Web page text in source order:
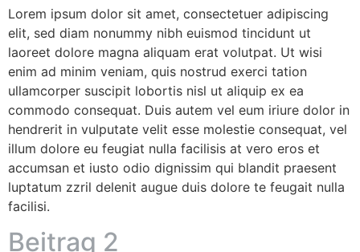
Lorem ipsum dolor sit amet, consectetuer adipiscing
elit, sed diam nonummy nibh euismod tincidunt ut
laoreet dolore magna aliquam erat volutpat. Ut wisi
enim ad minim veniam, quis nostrud exerci tation
ullamcorper suscipit lobortis nisl ut aliquip ex ea
commodo consequat. Duis autem vel eum iriure dolor in
hendrerit in vulputate velit esse molestie consequat, vel
illum dolore eu feugiat nulla facilisis at vero eros et
accumsan et iusto odio dignissim qui blandit praesent
luptatum zzril delenit augue duis dolore te feugait nulla
facilisi.
Beitrag 2